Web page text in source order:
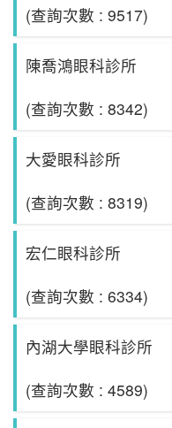
(查詢次數 : 9517)
陳喬鴻眼科診所
(查詢次數 : 8342)
大愛眼科診所
(查詢次數 : 8319)
宏仁眼科診所
(查詢次數 : 6334)
內湖大學眼科診所
(查詢次數 : 4589)